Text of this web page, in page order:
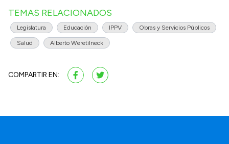
TEMAS RELACIONADOS
Legislatura Educación IPPV Obras y Servicios Públicos
Salud Alberto Weretilneck
COMPARTIR EN: